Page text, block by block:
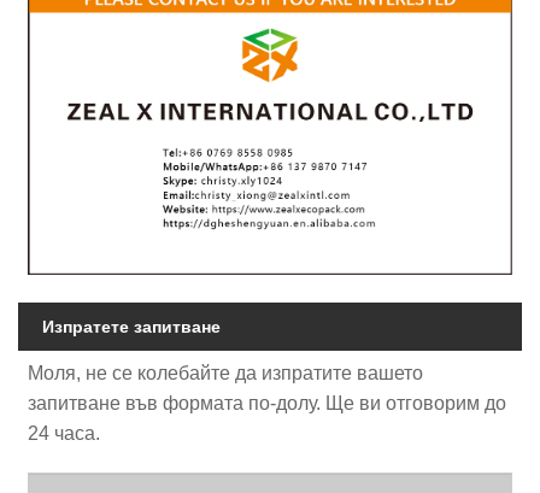
Изпратете запитване
Моля, не се колебайте да изпратите вашето
запитване във формата по-долу. Ще ви отговорим до
24 часа.